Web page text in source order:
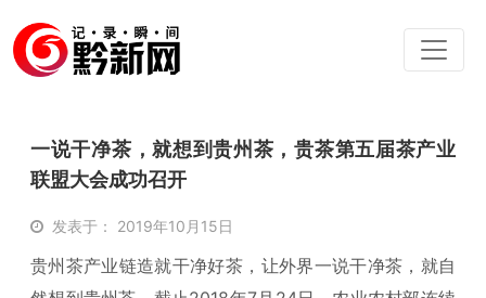
一说干净茶，就想到贵州茶，贵茶第五届茶产业
联盟大会成功召开
发表于： 2019年10月15日
贵州茶产业链造就干净好茶，让外界一说干净茶，就自